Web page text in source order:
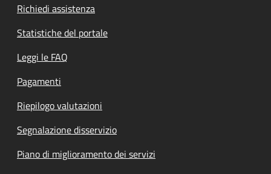
Richiedi assistenza
Statistiche del portale
Leggi le FAQ
Pagamenti
Riepilogo valutazioni
Segnalazione disservizio
Piano di miglioramento dei servizi